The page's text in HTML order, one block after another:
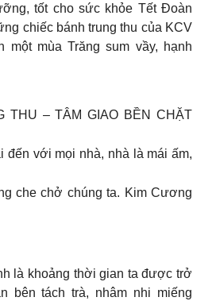
tốt cho sức khỏe Tết Đoàn
chiếc bánh trung thu của KCV
một mùa Trăng sum vầy, hạnh
THU – TÂM GIAO BỀN CHẶT
đến với mọi nhà, nhà là mái ấm,
che chở chúng ta. Kim Cương
là khoảng thời gian ta được trở
bên tách trà, nhâm nhi miếng